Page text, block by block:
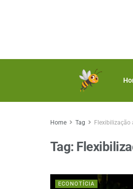
Home Tag
Tag:
ECONOTÍCIA